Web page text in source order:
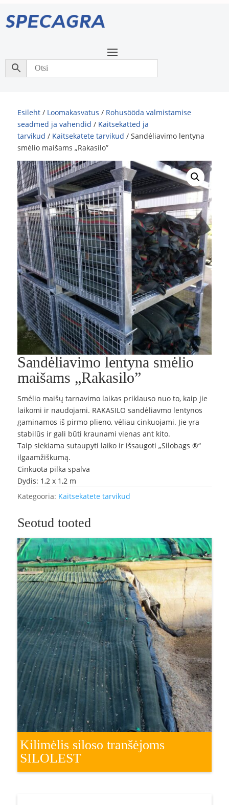
Esileht / Loomakasvatus / Rohusööda valmistamise
seadmed ja vahendid / Kaitsekatted ja
tarvikud / Kaitsekatete tarvikud / Sandėliavimo lentyna
smėlio maišams „Rakasilo”
Sandėliavimo lentyna smėlio
maišams „Rakasilo”
Smėlio maišų tarnavimo laikas priklauso nuo to, kaip jie
laikomi ir naudojami. RAKASILO sandėliavmo lentynos
gaminamos iš pirmo plieno, vėliau cinkuojami. Jie yra
stabilūs ir gali būti kraunami vienas ant kito.
Taip siekiama sutaupyti laiko ir išsaugoti „Silobags ®“
ilgaamžiškumą.
Cinkuota pilka spalva
Dydis: 1,2 x 1,2 m
Kategooria: Kaitsekatete tarvikud
Seotud tooted
Kilimėlis siloso tranšėjoms
SILOLEST